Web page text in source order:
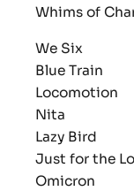
Whims of
We Six
Blue Train
Locomotion
Nita
Lazy Bird
Just for the
Omicron